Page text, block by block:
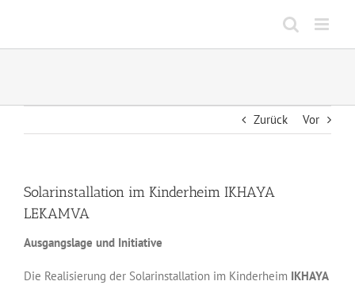
Zurück Vor
Solarinstallation im Kinderheim IKHAYA
LEKAMVA
Ausgangslage und Initiative
Die Realisierung der Solarinstallation im Kinderheim IKHAYA